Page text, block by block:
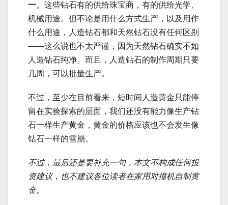
一。这些钻石有的供给珠宝商，有的供给光学、
机械用途。但不论是用什么方式生产，以及用作
什么用途，人造钻石都和天然钻石没有任何区别
——这么说也不太严谨，因为天然钻石确实不如
人造钻石纯净。而且，人造钻石的制作周期只要
几周，可以批量生产。
不过，至少在目前看来，短时间人造黄金只能停
留在实验探索的层面，我们还没有能力像生产钻
石一样生产黄金，黄金的价格应该也不会发生像
钻石一样的雪崩。
不过，最后还是要补充一句，本文不构成任何投
资建议，也不建议各位读者在家用对撞机自制黄
金。